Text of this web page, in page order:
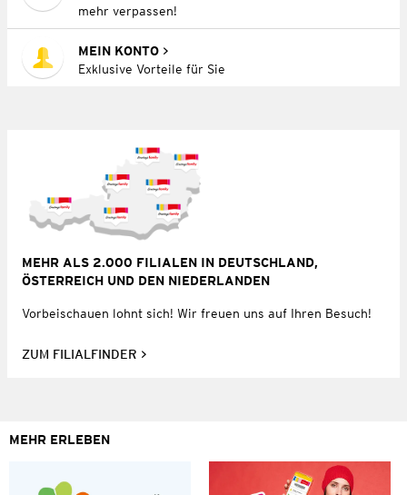
mehr verpassen!
MEIN KONTO
Exklusive Vorteile für Sie
MEHR ALS 2.000 FILIALEN IN DEUTSCHLAND,
ÖSTERREICH UND DEN NIEDERLANDEN
Vorbeischauen lohnt sich! Wir freuen uns auf Ihren Besuch!
ZUM FILIALFINDER
MEHR ERLEBEN